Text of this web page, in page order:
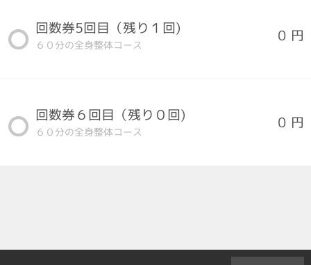
回数券5回目（残り１回)
６０分の全身整体コース
0 円
回数券６回目（残り０回)
６０分の全身整体コース
0 円